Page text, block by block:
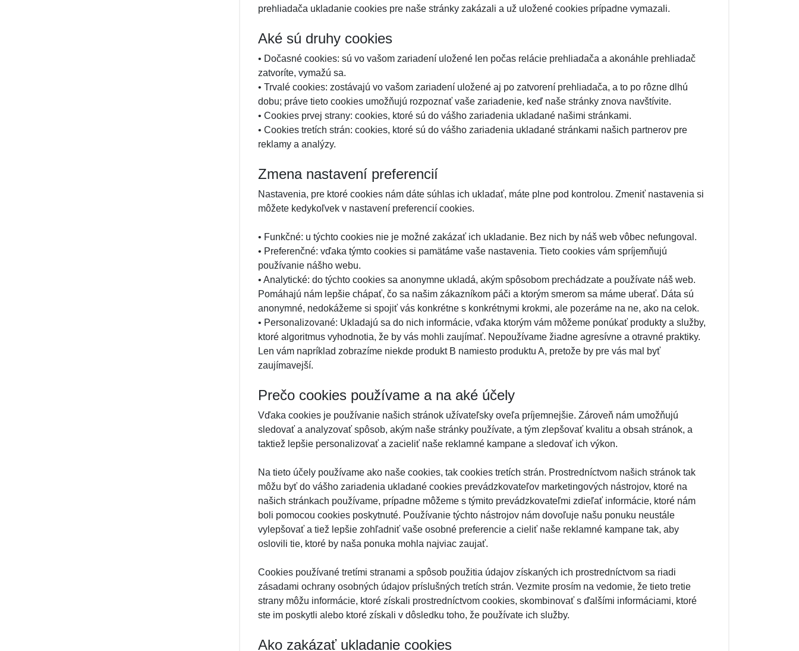
prehliadača ukladanie cookies pre naše stránky zakázali a už uložené cookies prípadne vymazali.
Aké sú druhy cookies
• Dočasné cookies: sú vo vašom zariadení uložené len počas relácie prehliadača a akonáhle prehliadač
zatvoríte, vymažú sa.
• Trvalé cookies: zostávajú vo vašom zariadení uložené aj po zatvorení prehliadača, a to po rôzne dlhú
dobu; práve tieto cookies umožňujú rozpoznať vaše zariadenie, keď naše stránky znova navštívite.
• Cookies prvej strany: cookies, ktoré sú do vášho zariadenia ukladané našimi stránkami.
• Cookies tretích strán: cookies, ktoré sú do vášho zariadenia ukladané stránkami našich partnerov pre
reklamy a analýzy.
Zmena nastavení preferencií
Nastavenia, pre ktoré cookies nám dáte súhlas ich ukladať, máte plne pod kontrolou. Zmeniť nastavenia si
môžete kedykoľvek v nastavení preferencií cookies.
• Funkčné: u týchto cookies nie je možné zakázať ich ukladanie. Bez nich by náš web vôbec nefungoval.
• Preferenčné: vďaka týmto cookies si pamätáme vaše nastavenia. Tieto cookies vám spríjemňujú
používanie nášho webu.
• Analytické: do týchto cookies sa anonymne ukladá, akým spôsobom prechádzate a používate náš web.
Pomáhajú nám lepšie chápať, čo sa našim zákazníkom páči a ktorým smerom sa máme uberať. Dáta sú
anonymné, nedokážeme si spojiť vás konkrétne s konkrétnymi krokmi, ale pozeráme na ne, ako na celok.
• Personalizované: Ukladajú sa do nich informácie, vďaka ktorým vám môžeme ponúkať produkty a služby,
ktoré algoritmus vyhodnotia, že by vás mohli zaujímať. Nepoužívame žiadne agresívne a otravné praktiky.
Len vám napríklad zobrazíme niekde produkt B namiesto produktu A, pretože by pre vás mal byť
zaujímavejší.
Prečo cookies používame a na aké účely
Vďaka cookies je používanie našich stránok užívateľsky oveľa príjemnejšie. Zároveň nám umožňujú
sledovať a analyzovať spôsob, akým naše stránky používate, a tým zlepšovať kvalitu a obsah stránok, a
taktiež lepšie personalizovať a zacieliť naše reklamné kampane a sledovať ich výkon.
Na tieto účely používame ako naše cookies, tak cookies tretích strán. Prostredníctvom našich stránok tak
môžu byť do vášho zariadenia ukladané cookies prevádzkovateľov marketingových nástrojov, ktoré na
našich stránkach používame, prípadne môžeme s týmito prevádzkovateľmi zdieľať informácie, ktoré nám
boli pomocou cookies poskytnuté. Používanie týchto nástrojov nám dovoľuje našu ponuku neustále
vylepšovať a tiež lepšie zohľadniť vaše osobné preferencie a cieliť naše reklamné kampane tak, aby
oslovili tie, ktoré by naša ponuka mohla najviac zaujať.
Cookies používané tretími stranami a spôsob použitia údajov získaných ich prostredníctvom sa riadi
zásadami ochrany osobných údajov príslušných tretích strán. Vezmite prosím na vedomie, že tieto tretie
strany môžu informácie, ktoré získali prostredníctvom cookies, skombinovať s ďalšími informáciami, ktoré
ste im poskytli alebo ktoré získali v dôsledku toho, že používate ich služby.
Ako zakázať ukladanie cookies